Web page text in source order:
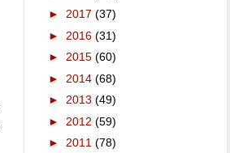
► 2017 (37)
► 2016 (31)
► 2015 (60)
► 2014 (68)
► 2013 (49)
► 2012 (59)
► 2011 (78)